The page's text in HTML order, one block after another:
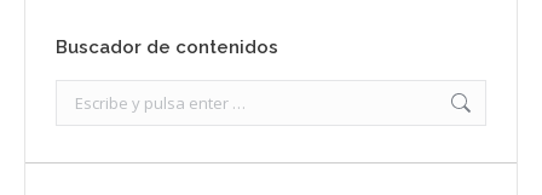
Buscador de contenidos